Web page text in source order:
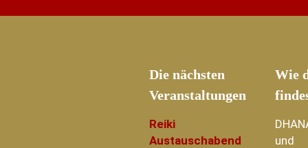
Die nächsten
Veranstaltungen
Reiki
Austauschabend
Wie
und